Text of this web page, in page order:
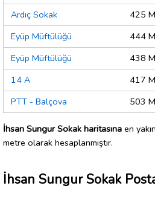
Ardıç Sokak
425
Eyüp Müftülüğü
444
Eyüp Müftülüğü
438
14 A
417
PTT - Balçova
503
İhsan Sungur Sokak haritasına en
metre olarak hesaplanmıştır.
İhsan Sungur Sokak